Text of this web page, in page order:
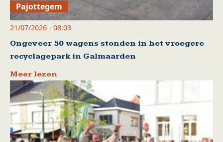
Pajottegem
21/07/2026 - 08:03
Ongeveer 50 wagens stonden in het vroegere
recyclagepark in Galmaarden
Meer lezen